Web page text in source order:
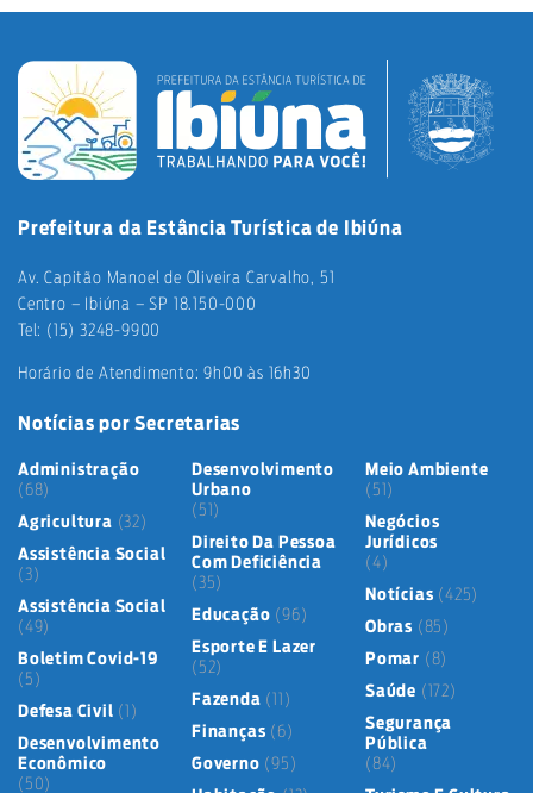
Prefeitura da Estância Turística de Ibiúna
Av. Capitão Manoel de Oliveira Carvalho, 51
Centro – Ibiúna – SP 18.150-000
Tel: (15) 3248-9900
Horário de Atendimento: 9h00 às 16h30
Notícias por Secretarias
Administração
(68)
Agricultura (32)
Assistência Social
(3)
Assistência Social
(49)
Boletim Covid-19
(5)
Defesa Civil (1)
Desenvolvimento
Econômico
(50)
Desenvolvimento
Urbano
(51)
Direito Da Pessoa
Com Deficiência
(35)
Educação (96)
Esporte E Lazer
(52)
Fazenda (11)
Finanças (6)
Governo (95)
Meio Ambiente
(51)
Negócios
Jurídicos
(4)
Notícias (425)
Obras (85)
Pomar (8)
Saúde (172)
Segurança
Pública
(84)